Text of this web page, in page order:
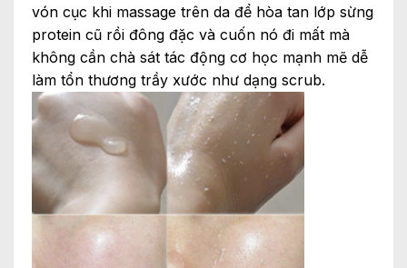
vón cục khi massage trên da để hòa tan lớp sừng
protein cũ rồi đông đặc và cuốn nó đi mất mà
không cần chà sát tác động cơ học mạnh mẽ dễ
làm tổn thương trầy xước như dạng scrub.